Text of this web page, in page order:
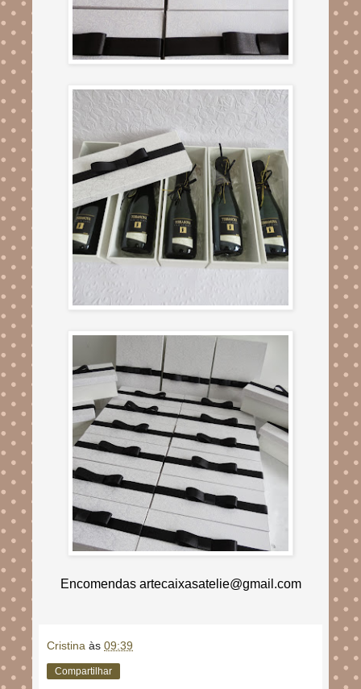
Encomendas artecaixasatelie@gmail.com
Cristina às 09:39
Compartilhar